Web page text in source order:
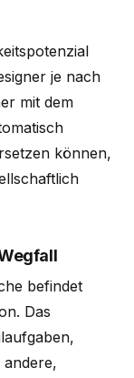
je nach
mit dem
können,
befindet
Das